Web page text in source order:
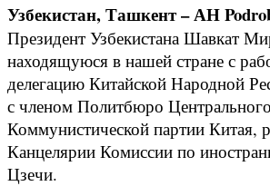
Узбекистан, Ташкент – АН
Президент Узбекистана Шавкат
находящуюся в нашей стране с
делегацию Китайской Народной
с членом Политбюро
Коммунистической партии Китая,
Канцелярии Комиссии по
Цзечи.